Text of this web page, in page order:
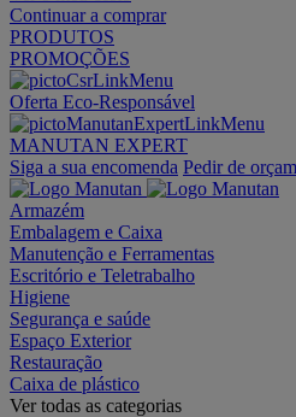
Continuar a comprar
PRODUTOS
PROMOÇÕES
Oferta Eco-Responsável
MANUTAN EXPERT
Siga a sua encomenda Pedir de
Armazém
Embalagem e Caixa
Manutenção e Ferramentas
Escritório e Teletrabalho
Higiene
Segurança e saúde
Espaço Exterior
Restauração
Caixa de plástico
Ver todas as categorias